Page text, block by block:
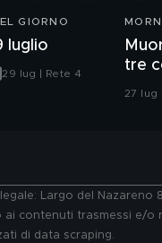
GIORNO
luglio
29 lug | Rete 4
tre
27 lug
Largo del
contenuti trasmessi
di data scraping.